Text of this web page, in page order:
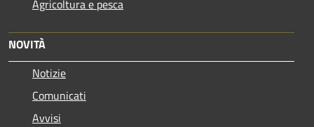
Agricoltura e pesca
NOVITÀ
Notizie
Comunicati
Avvisi